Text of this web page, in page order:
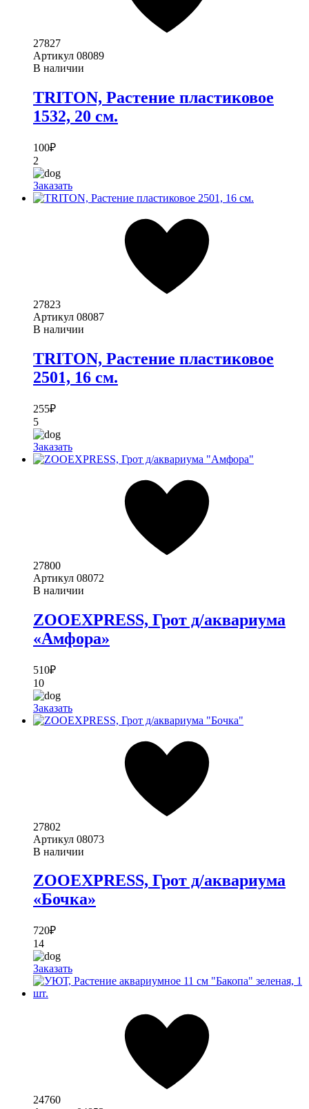
27827
Артикул 08089
В наличии
TRITON, Растение пластиковое
1532, 20 см.
100₽
2
Заказать
27823
Артикул 08087
В наличии
TRITON, Растение пластиковое
2501, 16 см.
255₽
5
Заказать
27800
Артикул 08072
В наличии
ZOOEXPRESS, Грот д/аквариума
«Амфора»
510₽
10
Заказать
27802
Артикул 08073
В наличии
ZOOEXPRESS, Грот д/аквариума
«Бочка»
720₽
14
Заказать
24760